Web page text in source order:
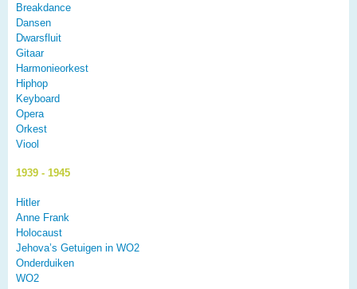
Breakdance
Dansen
Dwarsfluit
Gitaar
Harmonieorkest
Hiphop
Keyboard
Opera
Orkest
Viool
1939 - 1945
Hitler
Anne Frank
Holocaust
Jehova’s Getuigen in WO2
Onderduiken
WO2